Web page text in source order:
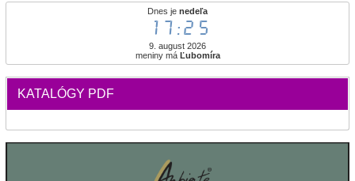
Dnes je nedeľa
17:25
9. august 2026
meniny má Ľubomíra
KATALÓGY PDF